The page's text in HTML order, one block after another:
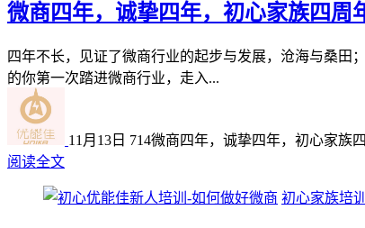
微商四年，诚挚四年，初心家族四周
四年不长，见证了微商行业的起步与发展，沧海与桑田
的你第一次踏进微商行业，走入...
11月13日 714微商四年，诚挚四年，初心家族
阅读全文
初心家族培训